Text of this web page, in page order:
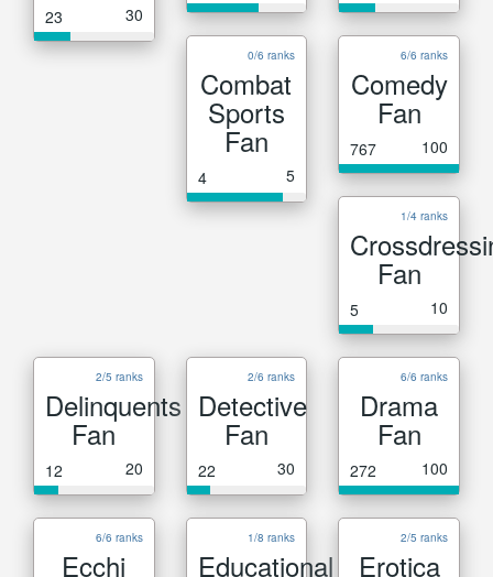
23 30
0/6 ranks
Combat
Sports
Fan
4 5
6/6 ranks
Comedy
Fan
767 100
1/4 ranks
Fan
5 10
2/5 ranks
Delinquents
Fan
12 20
2/6 ranks
Detective
Fan
22 30
6/6 ranks
Drama
Fan
272 100
6/6 ranks
Ecchi
1/8 ranks
Educational
2/5 ranks
Erotica